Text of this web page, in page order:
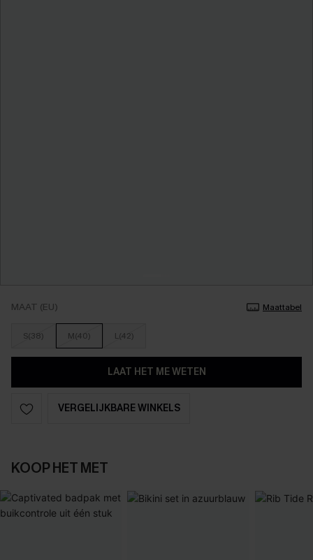
MAAT (EU) Maattabel
S(38) M(40) L(42)
LAAT HET ME WETEN
VERGELIJKBARE WINKELS
KOOP HET MET